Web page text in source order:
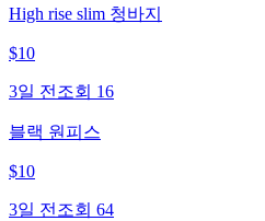
High rise slim 청바지
$10
3일 전 조회 16
블랙 원피스
$10
3일 전 조회 64